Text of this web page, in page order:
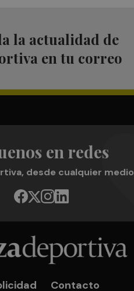
la actualidad de
en tu correo
en redes
desde cualquier medio
Contacto